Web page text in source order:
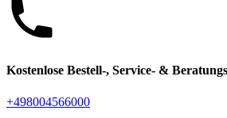
Kostenlose Bestell-, Service- &
+498004566000